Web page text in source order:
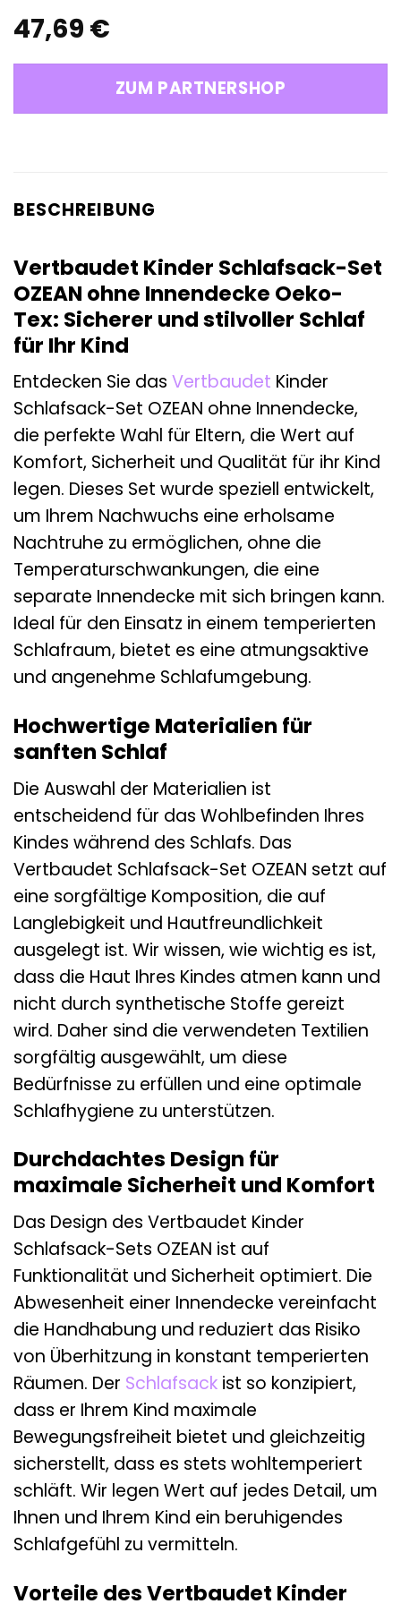
47,69 €
ZUM PARTNERSHOP
BESCHREIBUNG
Vertbaudet Kinder Schlafsack-Set
OZEAN ohne Innendecke Oeko-
Tex: Sicherer und stilvoller Schlaf
für Ihr Kind
Entdecken Sie das Vertbaudet Kinder
Schlafsack-Set OZEAN ohne Innendecke,
die perfekte Wahl für Eltern, die Wert auf
Komfort, Sicherheit und Qualität für ihr Kind
legen. Dieses Set wurde speziell entwickelt,
um Ihrem Nachwuchs eine erholsame
Nachtruhe zu ermöglichen, ohne die
Temperaturschwankungen, die eine
separate Innendecke mit sich bringen kann.
Ideal für den Einsatz in einem temperierten
Schlafraum, bietet es eine atmungsaktive
und angenehme Schlafumgebung.
Hochwertige Materialien für
sanften Schlaf
Die Auswahl der Materialien ist
entscheidend für das Wohlbefinden Ihres
Kindes während des Schlafs. Das
Vertbaudet Schlafsack-Set OZEAN setzt auf
eine sorgfältige Komposition, die auf
Langlebigkeit und Hautfreundlichkeit
ausgelegt ist. Wir wissen, wie wichtig es ist,
dass die Haut Ihres Kindes atmen kann und
nicht durch synthetische Stoffe gereizt
wird. Daher sind die verwendeten Textilien
sorgfältig ausgewählt, um diese
Bedürfnisse zu erfüllen und eine optimale
Schlafhygiene zu unterstützen.
Durchdachtes Design für
maximale Sicherheit und Komfort
Das Design des Vertbaudet Kinder
Schlafsack-Sets OZEAN ist auf
Funktionalität und Sicherheit optimiert. Die
Abwesenheit einer Innendecke vereinfacht
die Handhabung und reduziert das Risiko
von Überhitzung in konstant temperierten
Räumen. Der Schlafsack ist so konzipiert,
dass er Ihrem Kind maximale
Bewegungsfreiheit bietet und gleichzeitig
sicherstellt, dass es stets wohltemperiert
schläft. Wir legen Wert auf jedes Detail, um
Ihnen und Ihrem Kind ein beruhigendes
Schlafgefühl zu vermitteln.
Vorteile des Vertbaudet Kinder